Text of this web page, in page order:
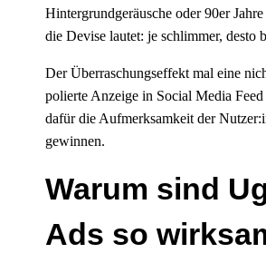
Hintergrundgeräusche oder 90er
die Devise lautet: je schlimmer, desto
Der Überraschungseffekt mal eine
polierte Anzeige in Social Media Feed
dafür die Aufmerksamkeit der
gewinnen.
Warum sind
Ads so